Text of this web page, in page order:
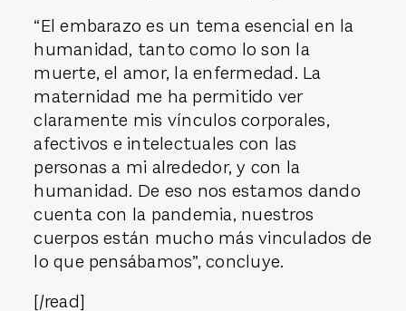
“El embarazo es un tema esencial en la
humanidad, tanto como lo son la
muerte, el amor, la enfermedad. La
maternidad me ha permitido ver
claramente mis vínculos corporales,
afectivos e intelectuales con las
personas a mi alrededor, y con la
humanidad. De eso nos estamos dando
cuenta con la pandemia, nuestros
cuerpos están mucho más vinculados de
lo que pensábamos”, concluye.
[/read]